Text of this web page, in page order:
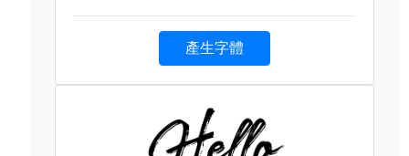
產生字體